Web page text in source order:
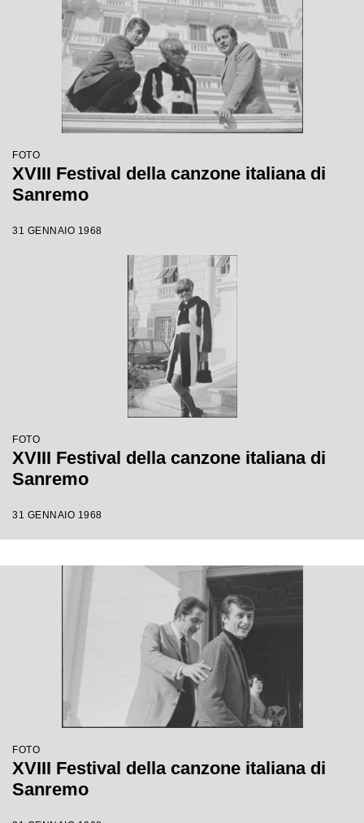
FOTO
XVIII Festival della canzone italiana di
Sanremo
31 GENNAIO 1968
FOTO
XVIII Festival della canzone italiana di
Sanremo
31 GENNAIO 1968
FOTO
XVIII Festival della canzone italiana di
Sanremo